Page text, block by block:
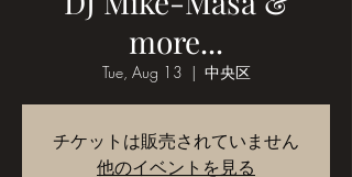
more...
Tue, Aug 13
  |
中央区
チケットは販売されていません
他のイベントを見る